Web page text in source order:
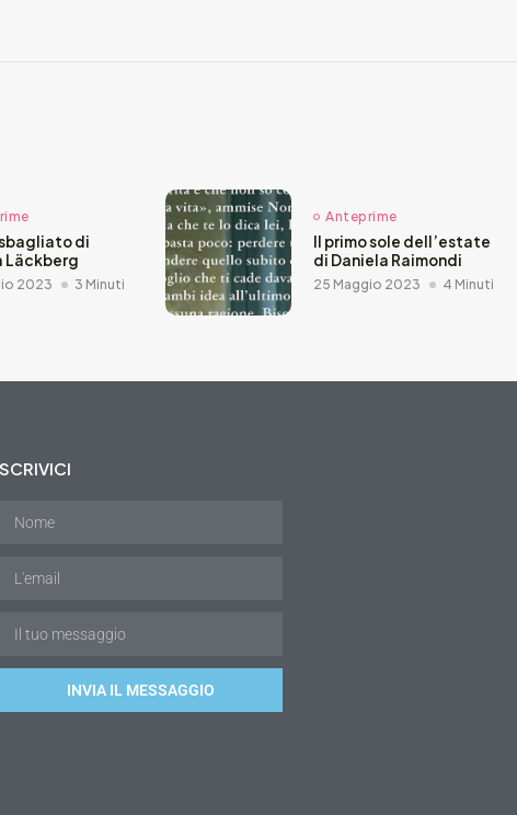
di
Läckberg
2023 3 Minuti
Anteprime
Il primo sole dell’estate
di Daniela Raimondi
25 Maggio 2023 4 Minuti
SCRIVICI
INVIA IL MESSAGGIO